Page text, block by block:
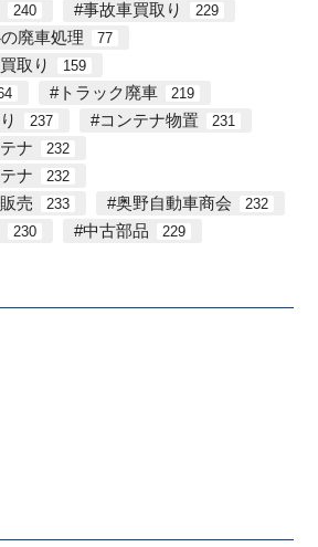
240 事故車買取り 229
廃車処理 77
取り 159
トラック廃車 219
237 コンテナ物置 231
ナ 232
ナ 232
売 233 奥野自動車商会 232
230 中古部品 229